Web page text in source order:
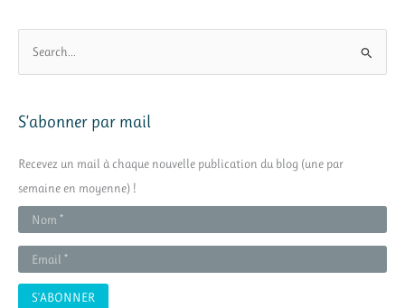
h
r
c
h
e
S’abonner par mail
Recevez un mail à chaque nouvelle publication du blog (une par
semaine en moyenne) !